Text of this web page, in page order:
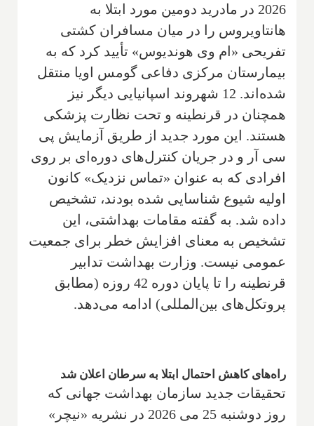
2026 در مادرید دومین مورد ابتلا به
هانتاویروس را در میان مسافران کشتی
تفریحی «ام وی هوندیوس» تأیید کرد که به
بیمارستان مرکزی دفاعی گومس اویا منتقل
شده‌اند. 12 شهروند اسپانیایی دیگر نیز
همچنان در قرنطینه و تحت نظارت پزشکی
هستند. این مورد جدید از طریق آزمایش پی
سی آر و در جریان کنترل‌های دوره‌ای بر روی
افرادی که به عنوان «تماس نزدیک» کانون
اولیه شیوع شناسایی شده بودند، تشخیص
داده شد. به گفته مقامات بهداشتی، این
تشخیص به معنای افزایش خطر برای جمعیت
عمومی نیست. وزارت بهداشت تدابیر
قرنطینه را تا پایان دوره 42 روزه (مطابق
پروتکل‌های بین‌المللی) ادامه می‌دهد.
راه‌های کاهش احتمال ابتلا به سرطان اعلان شد
تحقیقات جدید سازمان بهداشت جهانی که
روز دوشنبه 25 می 2026 در نشریه «نیچر»